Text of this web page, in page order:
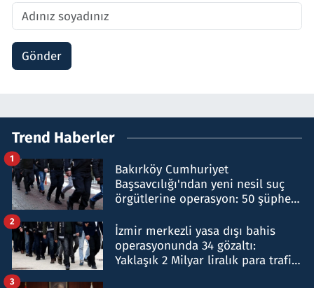
Gönder
Trend Haberler
Bakırköy Cumhuriyet
Başsavcılığı'ndan yeni nesil suç
örgütlerine operasyon: 50 şüpheli
1
İzmir merkezli yasa dışı bahis
operasyonunda 34 gözaltı:
Yaklaşık 2 Milyar liralık para trafiği
2
3